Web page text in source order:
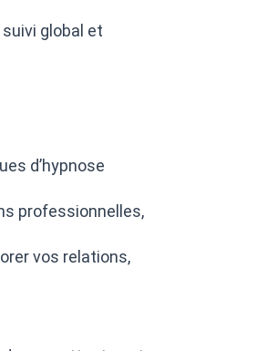
global et
d’hypnose
professionnelles,
vos relations,